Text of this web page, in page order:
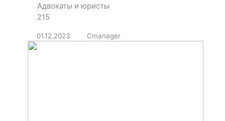
Адвокаты и юристы
215
01.12.2023 Cmanager